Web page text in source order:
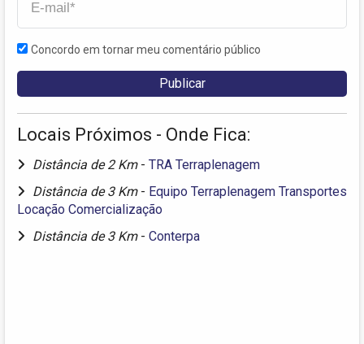
Concordo em tornar meu comentário público
Locais Próximos - Onde Fica:
Distância de 2 Km - TRA Terraplenagem
Distância de 3 Km - Equipo Terraplenagem Transportes
Locação Comercialização
Distância de 3 Km - Conterpa